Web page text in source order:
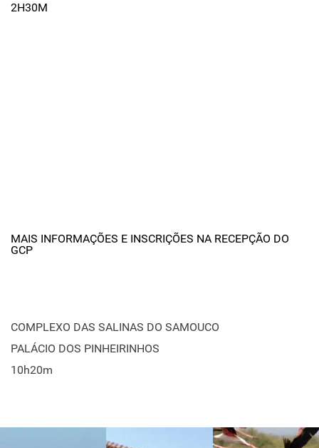
2H30M
MAIS INFORMAÇÕES E INSCRIÇÕES NA RECEPÇÃO DO
GCP
COMPLEXO DAS SALINAS DO SAMOUCO
PALÁCIO DOS PINHEIRINHOS
10h20m